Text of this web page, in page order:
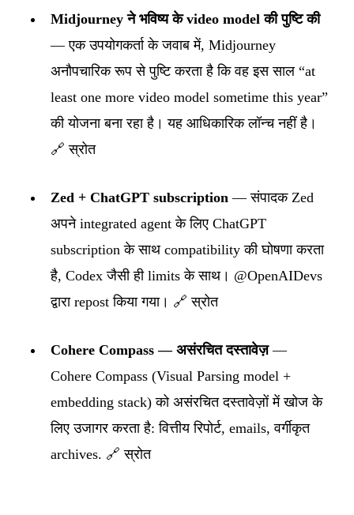
Midjourney ने भविष्य के video model की पुष्टि की
— एक उपयोगकर्ता के जवाब में, Midjourney
अनौपचारिक रूप से पुष्टि करता है कि वह इस साल “at
least one more video model sometime this year”
की योजना बना रहा है। यह आधिकारिक लॉन्च नहीं है।
🔗 स्रोत
Zed + ChatGPT subscription — संपादक Zed
अपने integrated agent के लिए ChatGPT
subscription के साथ compatibility की घोषणा करता
है, Codex जैसी ही limits के साथ। @OpenAIDevs
द्वारा repost किया गया। 🔗 स्रोत
Cohere Compass — असंरचित दस्तावेज़—
Cohere Compass (Visual Parsing model +
embedding stack) को असंरचित दस्तावेज़ों में खोज के
लिए उजागर करता है: वित्तीय रिपोर्ट, emails, वर्गीकृत
archives. 🔗 स्रोत